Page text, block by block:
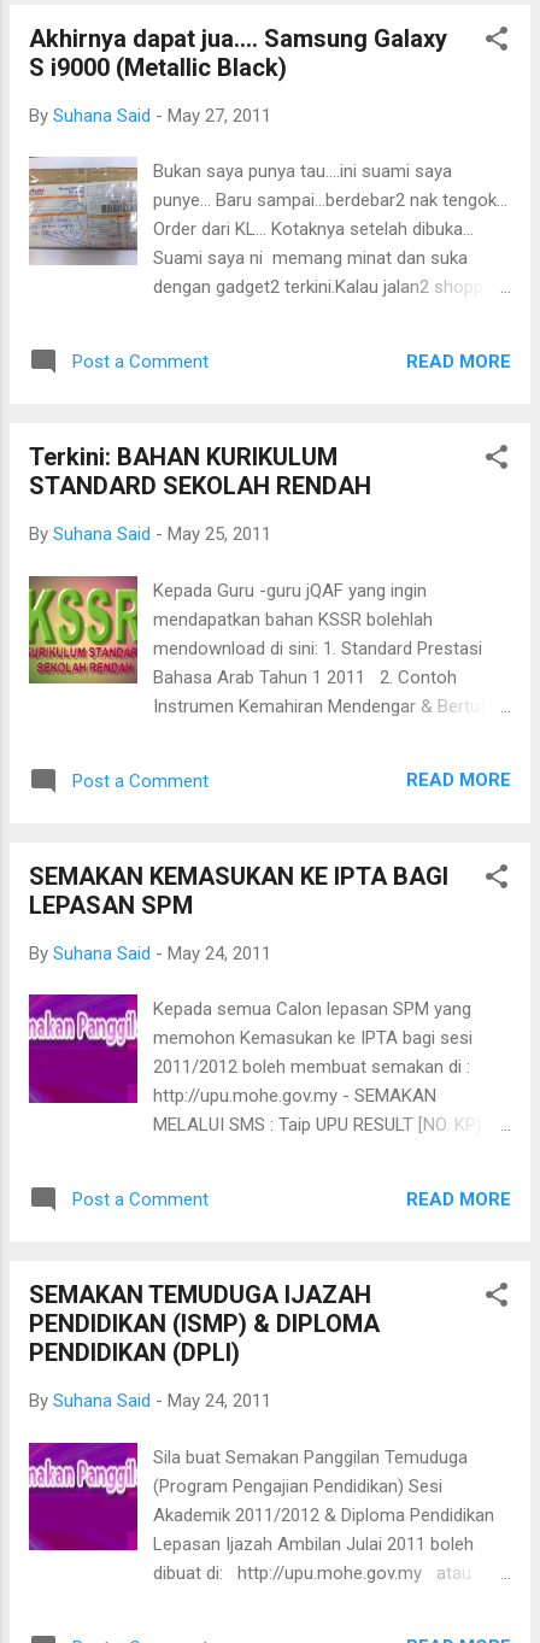
rebung...favorite orang Perlis Indera
Kayangan.Agak2 nya kenapa ya?Di sini
hutan tau!rasanya lain sikit. Gambar ni dari
masak) Rebung ni kecik2...kalau di
Perlis,tanamannya telah dikomersialkan...
Pokoknya yang kecil...senang nak ambik,tapi
jangan suruh saya...saya tatau. Menu ke2----
Salad Ala Orang Mesir(salatoh) Tetiba ja
study kat Mesir nun....gargir...atau watercress
Akhirnya dapat jua.... Samsung Galaxy
S i9000 (Metallic Black)
By Suhana Said - May 27, 2011
Bukan saya punya tau....ini suami saya
punye... Baru sampai...berdebar2 nak tengok...
Order dari KL... Kotaknya setelah dibuka...
Suami saya ni memang minat dan suka
dengan gadget2 terkini.Kalau jalan2 shopping
tak minat lansung!Tapi saya suka tengok
bila nak beli sesuatu.Kadang saya naik boring
juga...kadang2 tu...abang takyah la beli..hehe...
tu...bayangkan gambar2 ni,dia ambil tau dari
...hset yang dibeli 4tahun dulu pun disimpan
lagi.Macam mana la rumah kami ni tak
free kot Sory la kalau tak clear...gambar2 ni
saya tu dah nyawa2 ikan...hidup segan mati
Post a Comment READ MORE
Terkini: BAHAN KURIKULUM
STANDARD SEKOLAH RENDAH
By Suhana Said - May 25, 2011
Kepada Guru -guru jQAF yang ingin
mendapatkan bahan KSSR bolehlah
mendownload di sini: 1. Standard Prestasi
Bahasa Arab Tahun 1 2011 2. Contoh
Instrumen Kemahiran Mendengar & Bertutur
Surat Pekeliling Ikhtisas Bil.11 Tahun 2010 6.
SElamat Menjalankan Amanah!
Post a Comment READ MORE
SEMAKAN KEMASUKAN KE IPTA BAGI
LEPASAN SPM
By Suhana Said - May 24, 2011
Kepada semua Calon lepasan SPM yang
memohon Kemasukan ke IPTA bagi sesi
2011/2012 boleh membuat semakan di :
http://upu.mohe.gov.my - SEMAKAN
MELALUI SMS : Taip UPU RESULT [NO. KP]
Post a Comment READ MORE
SEMAKAN TEMUDUGA IJAZAH
PENDIDIKAN (ISMP) & DIPLOMA
PENDIDIKAN (DPLI)
By Suhana Said - May 24, 2011
Sila buat Semakan Panggilan Temuduga
(Program Pengajian Pendidikan) Sesi
Akademik 2011/2012 & Diploma Pendidikan
Lepasan Ijazah Ambilan Julai 2011 boleh
dibuat di: http://upu.mohe.gov.my atau